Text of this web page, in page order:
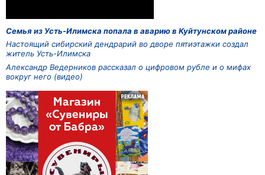
Семья из Усть-Илимска попала в аварию в Куйтунском районе
Настоящий сибирский дендрарий во дворе пятиэтажки создал
житель Усть-Илимска
Александр Ведерников рассказал о цифровом рубле и о мифах
вокруг него (видео)